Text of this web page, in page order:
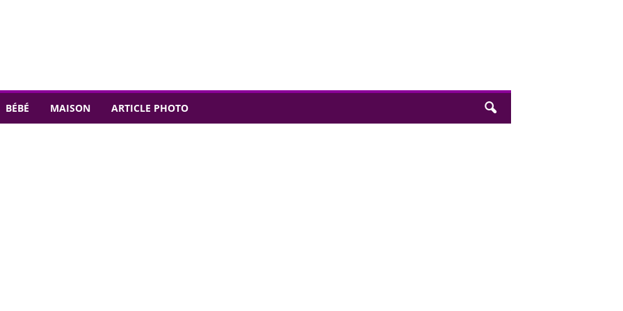
BÉBÉ MAISON ARTICLE PHOTO